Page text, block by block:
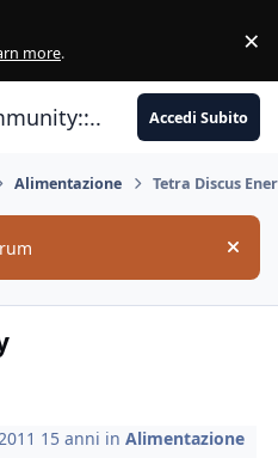
more. ×
Accedi Subito
Alimentazione Tetra Discus
Hide
15 anni inAlimentazione